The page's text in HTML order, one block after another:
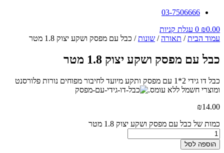
03-7506666
₪0.00
0 עגלת קניות
עמוד הבית/ תאורה/ שונות/ כבל עם מפסק ושקע יצוק 1.8 מטר
כבל עם מפסק ושקע יצוק 1.8 מטר
כבל דו גידי 2*1 עם מפסק ותקע מיועד לחיבור מפוחים נורות פלורסנט
ומוצרי חשמל ללא עומס.
₪14.00
כמות של כבל עם מפסק ושקע יצוק 1.8 מטר
הוספה לסל